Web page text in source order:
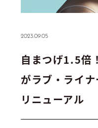
2023.09.05
自まつげ1.5倍
がラブ・ライ
リニューアル